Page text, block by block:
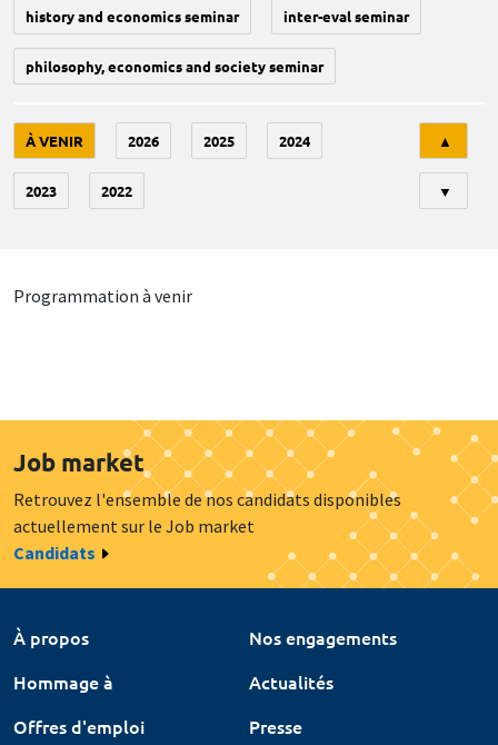
history and economics seminar inter-eval seminar
philosophy, economics and society seminar
À VENIR 2026 2025 2024
2023 2022
▲
▼
Programmation à venir
Job market
Retrouvez l'ensemble de nos candidats disponibles
actuellement sur le Job market
Candidats
À propos
Nos engagements
Hommage à
Actualités
Offres d'emploi
Presse